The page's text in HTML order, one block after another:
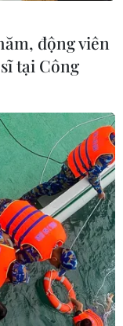
về độ tuổi
đưa ra những
động viên
tại Công